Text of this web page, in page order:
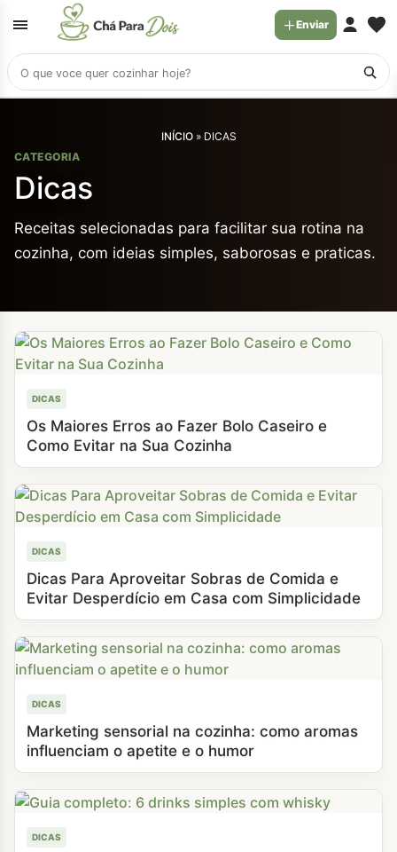
Buscar
receitas
Enviar
INÍCIO» DICAS
CATEGORIA
Dicas
Receitas selecionadas para facilitar sua rotina na
cozinha, com ideias simples, saborosas e praticas.
DICAS
Os Maiores Erros ao Fazer Bolo Caseiro e
Como Evitar na Sua Cozinha
DICAS
Dicas Para Aproveitar Sobras de Comida e
Evitar Desperdício em Casa com Simplicidade
DICAS
Marketing sensorial na cozinha: como aromas
influenciam o apetite e o humor
DICAS